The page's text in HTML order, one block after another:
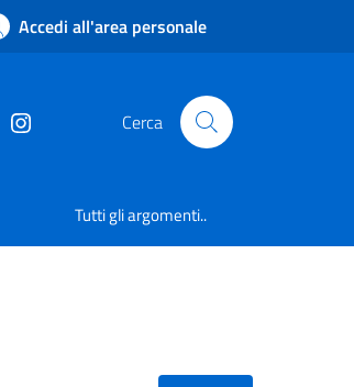
Accedi all'area personale
Cerca
Tutti gli argomenti..